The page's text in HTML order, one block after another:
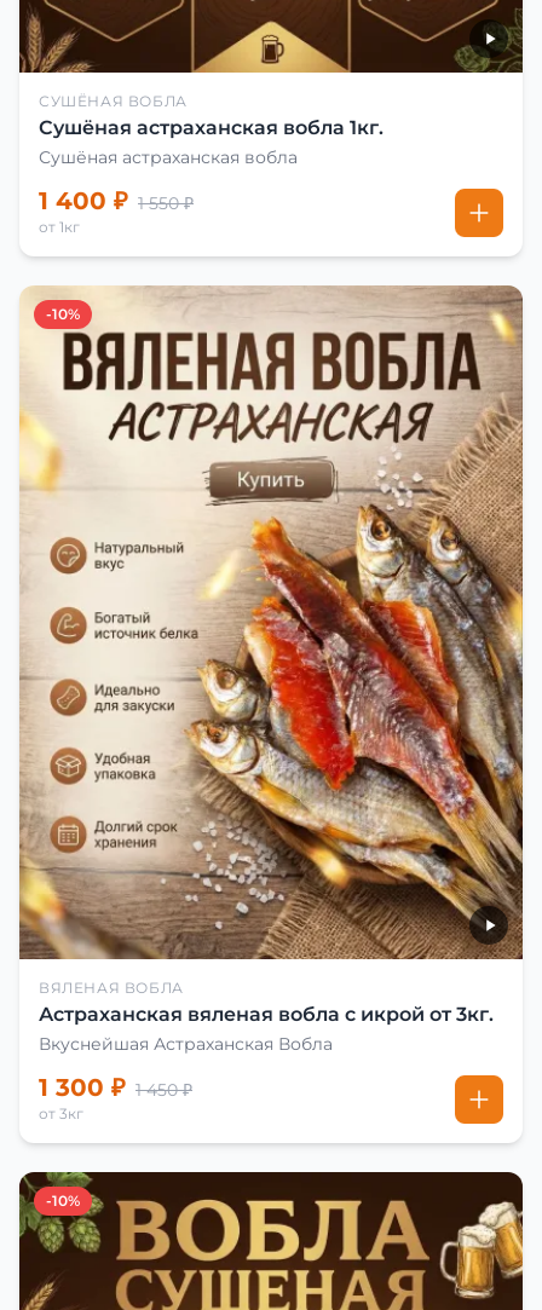
СУШЁНАЯ ВОБЛА
Сушёная астраханская вобла 1кг.
Сушёная астраханская вобла
1 400 ₽ 1 550 ₽
от 1кг
-10%
ВЯЛЕНАЯ ВОБЛА
Астраханская вяленая вобла с икрой от 3кг.
Вкуснейшая Астраханская Вобла
1 300 ₽ 1 450 ₽
от 3кг
-10%